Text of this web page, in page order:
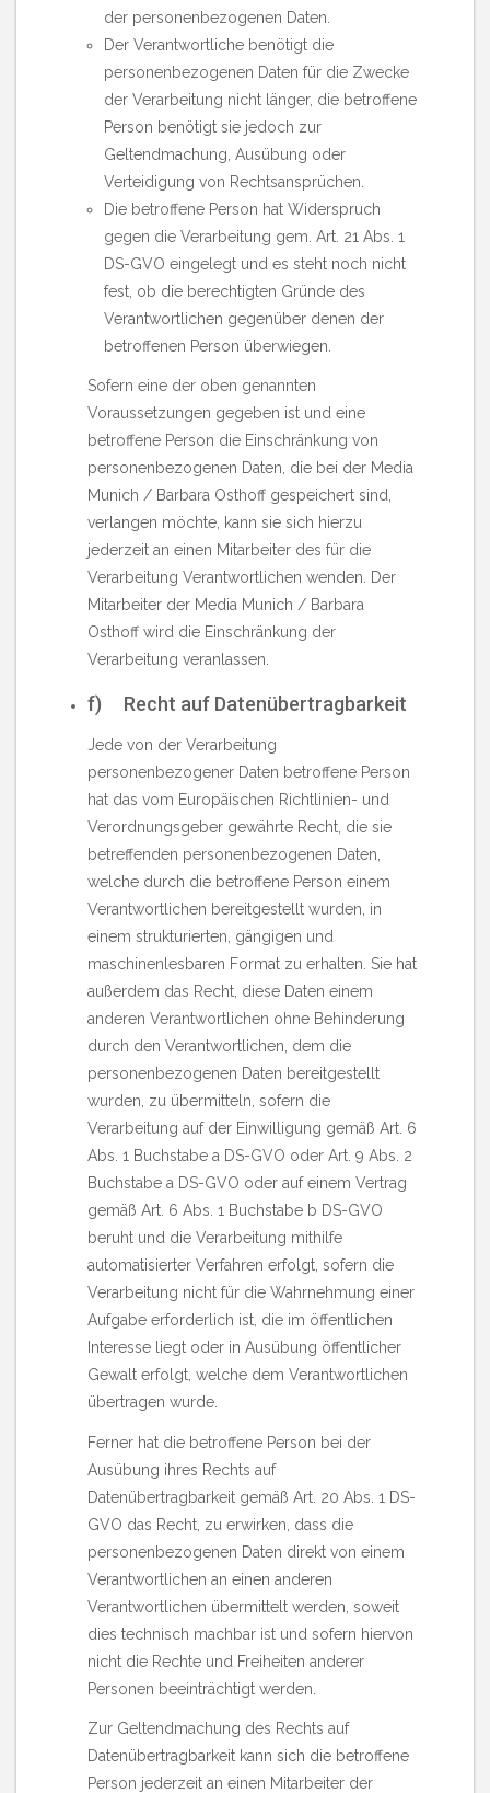
der personenbezogenen Daten.
Der Verantwortliche benötigt die
personenbezogenen Daten für die Zwecke
der Verarbeitung nicht länger, die betroffene
Person benötigt sie jedoch zur
Geltendmachung, Ausübung oder
Verteidigung von Rechtsansprüchen.
Die betroffene Person hat Widerspruch
gegen die Verarbeitung gem. Art. 21 Abs. 1
DS-GVO eingelegt und es steht noch nicht
fest, ob die berechtigten Gründe des
Verantwortlichen gegenüber denen der
betroffenen Person überwiegen.
Sofern eine der oben genannten
Voraussetzungen gegeben ist und eine
betroffene Person die Einschränkung von
personenbezogenen Daten, die bei der Media
Munich / Barbara Osthoff gespeichert sind,
verlangen möchte, kann sie sich hierzu
jederzeit an einen Mitarbeiter des für die
Verarbeitung Verantwortlichen wenden. Der
Mitarbeiter der Media Munich / Barbara
Osthoff wird die Einschränkung der
Verarbeitung veranlassen.
f) Recht auf Datenübertragbarkeit
Jede von der Verarbeitung
personenbezogener Daten betroffene Person
hat das vom Europäischen Richtlinien- und
Verordnungsgeber gewährte Recht, die sie
betreffenden personenbezogenen Daten,
welche durch die betroffene Person einem
Verantwortlichen bereitgestellt wurden, in
einem strukturierten, gängigen und
maschinenlesbaren Format zu erhalten. Sie hat
außerdem das Recht, diese Daten einem
anderen Verantwortlichen ohne Behinderung
durch den Verantwortlichen, dem die
personenbezogenen Daten bereitgestellt
wurden, zu übermitteln, sofern die
Verarbeitung auf der Einwilligung gemäß Art. 6
Abs. 1 Buchstabe a DS-GVO oder Art. 9 Abs. 2
Buchstabe a DS-GVO oder auf einem Vertrag
gemäß Art. 6 Abs. 1 Buchstabe b DS-GVO
beruht und die Verarbeitung mithilfe
automatisierter Verfahren erfolgt, sofern die
Verarbeitung nicht für die Wahrnehmung einer
Aufgabe erforderlich ist, die im öffentlichen
Interesse liegt oder in Ausübung öffentlicher
Gewalt erfolgt, welche dem Verantwortlichen
übertragen wurde.
Ferner hat die betroffene Person bei der
Ausübung ihres Rechts auf
Datenübertragbarkeit gemäß Art. 20 Abs. 1 DS-
GVO das Recht, zu erwirken, dass die
personenbezogenen Daten direkt von einem
Verantwortlichen an einen anderen
Verantwortlichen übermittelt werden, soweit
dies technisch machbar ist und sofern hiervon
nicht die Rechte und Freiheiten anderer
Personen beeinträchtigt werden.
Zur Geltendmachung des Rechts auf
Datenübertragbarkeit kann sich die betroffene
Person jederzeit an einen Mitarbeiter der